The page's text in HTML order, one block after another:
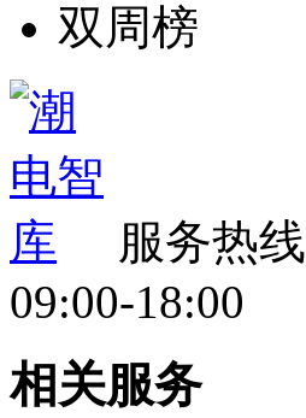
双周榜
服务热线
09:00-18:00
相关服务